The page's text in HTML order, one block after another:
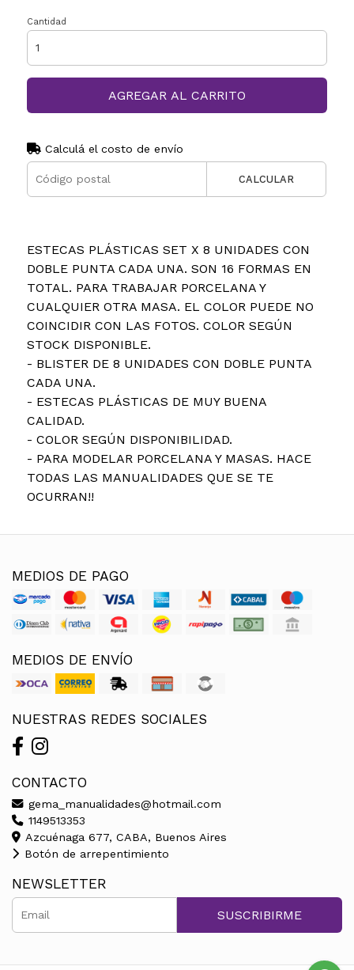
Cantidad
AGREGAR AL CARRITO
Calculá el costo de envío
CALCULAR
ESTECAS PLÁSTICAS SET X 8 UNIDADES CON
DOBLE PUNTA CADA UNA. SON 16 FORMAS EN
TOTAL. PARA TRABAJAR PORCELANA Y
CUALQUIER OTRA MASA. EL COLOR PUEDE NO
COINCIDIR CON LAS FOTOS. COLOR SEGÚN
STOCK DISPONIBLE.
- BLISTER DE 8 UNIDADES CON DOBLE PUNTA
CADA UNA.
- ESTECAS PLÁSTICAS DE MUY BUENA
CALIDAD.
- COLOR SEGÚN DISPONIBILIDAD.
- PARA MODELAR PORCELANA Y MASAS. HACE
TODAS LAS MANUALIDADES QUE SE TE
OCURRAN!!
MEDIOS DE PAGO
MEDIOS DE ENVÍO
NUESTRAS REDES SOCIALES
CONTACTO
gema_manualidades@hotmail.com
1149513353
Azcuénaga 677, CABA, Buenos Aires
Botón de arrepentimiento
NEWSLETTER
SUSCRIBIRME